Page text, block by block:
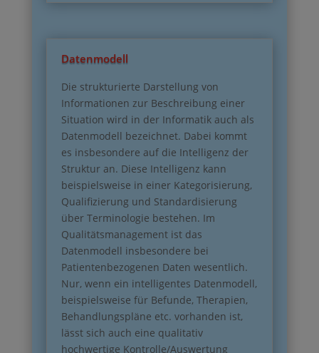
Datenmodell
Die strukturierte Darstellung von
Informationen zur Beschreibung einer
Situation wird in der Informatik auch als
Datenmodell bezeichnet. Dabei kommt
es insbesondere auf die Intelligenz der
Struktur an. Diese Intelligenz kann
beispielsweise in einer Kategorisierung,
Qualifizierung und Standardisierung
über Terminologie bestehen. Im
Qualitätsmanagement ist das
Datenmodell insbesondere bei
Patientenbezogenen Daten wesentlich.
Nur, wenn ein intelligentes Datenmodell,
beispielsweise für Befunde, Therapien,
Behandlungspläne etc. vorhanden ist,
lässt sich auch eine qualitativ
hochwertige Kontrolle/Auswertung